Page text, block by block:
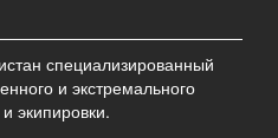
специализированный
и экстремального
экипировки.